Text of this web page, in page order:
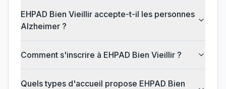
EHPAD Bien Vieillir accepte-t-il les personnes
Alzheimer ?
Comment s'inscrire à EHPAD Bien Vieillir ?
Quels types d'accueil propose EHPAD Bien